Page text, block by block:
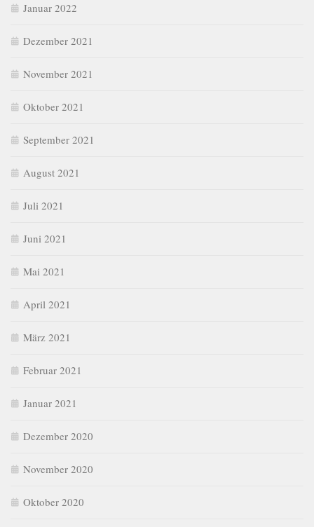
Januar 2022
Dezember 2021
November 2021
Oktober 2021
September 2021
August 2021
Juli 2021
Juni 2021
Mai 2021
April 2021
März 2021
Februar 2021
Januar 2021
Dezember 2020
November 2020
Oktober 2020